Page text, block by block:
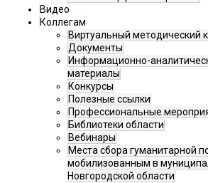
Видео
Коллегам
Виртуальный методический
Документы
Информационно-
материалы
Конкурсы
Полезные ссылки
Профессиональные
Библиотеки области
Вебинары
Места сбора гуманитарной
мобилизованным в
Новгородской области